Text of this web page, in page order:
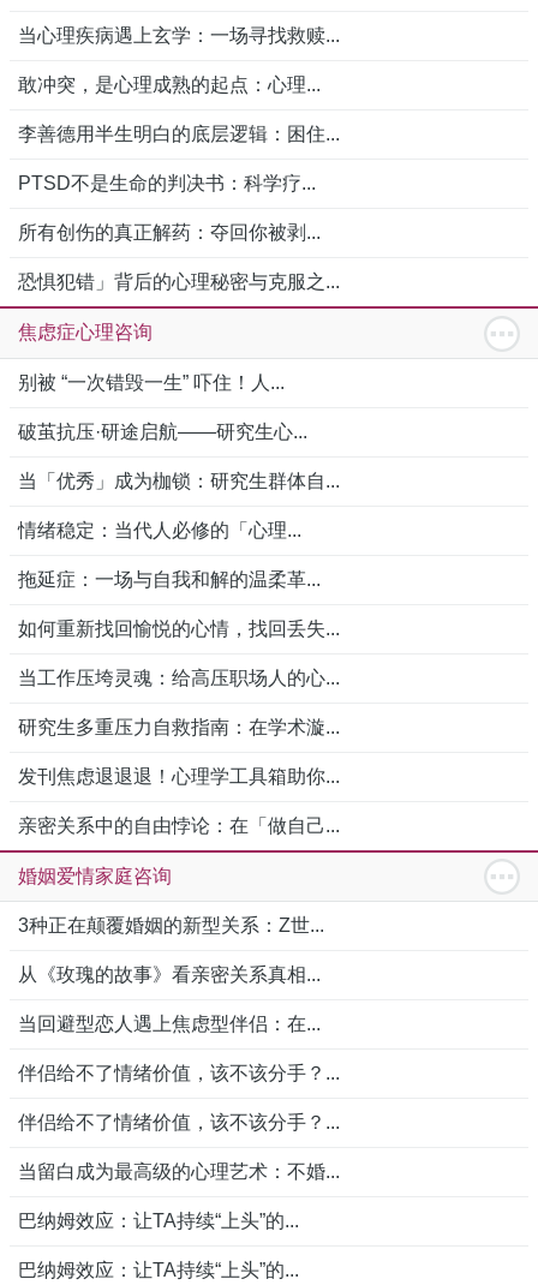
当心理疾病遇上玄学：一场寻找救赎...
敢冲突，是心理成熟的起点：心理...
李善德用半生明白的底层逻辑：困住...
PTSD不是生命的判决书：科学疗...
所有创伤的真正解药：夺回你被剥...
恐惧犯错」背后的心理秘密与克服之...
焦虑症心理咨询
别被 “一次错毁一生” 吓住！人...
破茧抗压·研途启航——研究生心...
当「优秀」成为枷锁：研究生群体自...
情绪稳定：当代人必修的「心理...
拖延症：一场与自我和解的温柔革...
如何重新找回愉悦的心情，找回丢失...
当工作压垮灵魂：给高压职场人的心...
研究生多重压力自救指南：在学术漩...
发刊焦虑退退退！心理学工具箱助你...
亲密关系中的自由悖论：在「做自己...
婚姻爱情家庭咨询
3种正在颠覆婚姻的新型关系：Z世...
从《玫瑰的故事》看亲密关系真相...
当回避型恋人遇上焦虑型伴侣：在...
伴侣给不了情绪价值，该不该分手？...
伴侣给不了情绪价值，该不该分手？...
当留白成为最高级的心理艺术：不婚...
巴纳姆效应：让TA持续“上头”的...
巴纳姆效应：让TA持续“上头”的...